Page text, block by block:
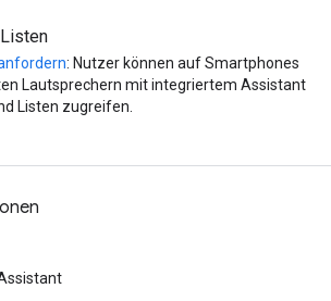
: Nutzer können auf Smartphones
Lautsprechern mit integriertem Assistant
Listen zugreifen.